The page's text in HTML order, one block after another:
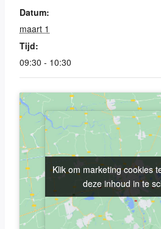
Datum:
maart 1
Tijd:
09:30 - 10:30
Klik om marketing cookies
deze inhoud in te
Klik om marketing cookies
deze inhoud in te